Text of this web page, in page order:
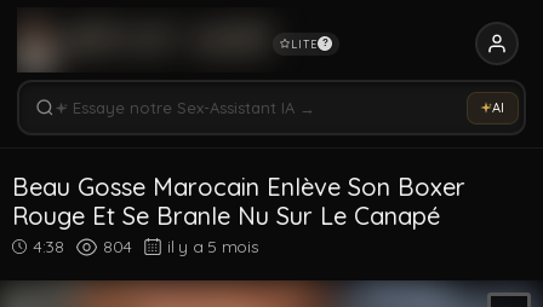
LITE ?
Rechercher vidéos, modèles, tags...
Essaye notre Sex-Assistant IA →
AI
Beau Gosse Marocain Enlève Son Boxer
Rouge Et Se Branle Nu Sur Le Canapé
4:38 804 il y a 5 mois